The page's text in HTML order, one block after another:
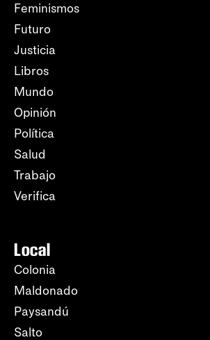
Feminismos
Futuro
Justicia
Libros
Mundo
Opinión
Política
Salud
Trabajo
Verifica
Local
Colonia
Maldonado
Paysandú
Salto